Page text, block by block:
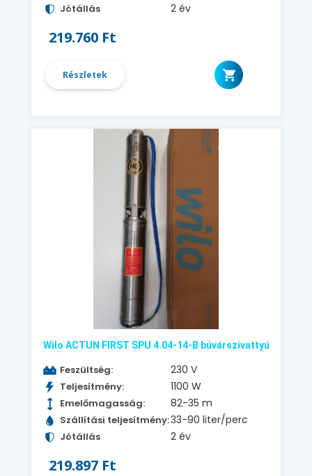
Jótállás 2 év
219.760 Ft
Részletek
Wilo ACTUN FIRST SPU 4.04-14-B búvárszivattyú
Feszültség: 230 V
Teljesítmény: 1100 W
Emelőmagasság: 82-35 m
Szállítási teljesítmény:33-90 liter/perc
Jótállás 2 év
219.897 Ft